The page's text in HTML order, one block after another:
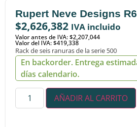
Rupert Neve Designs R6
$2,626,382 IVA incluido
Valor antes de IVA: $2,207,044
Valor del IVA: $419,338
Rack de seis ranuras de la serie 500
En backorder. Entrega
días calendario.
AÑADIR AL CARRITO